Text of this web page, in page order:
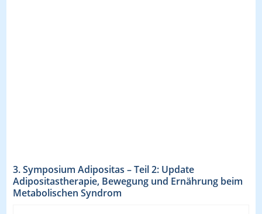
3. Symposium Adipositas – Teil 2: Update
Adipositastherapie, Bewegung und Ernährung beim
Metabolischen Syndrom